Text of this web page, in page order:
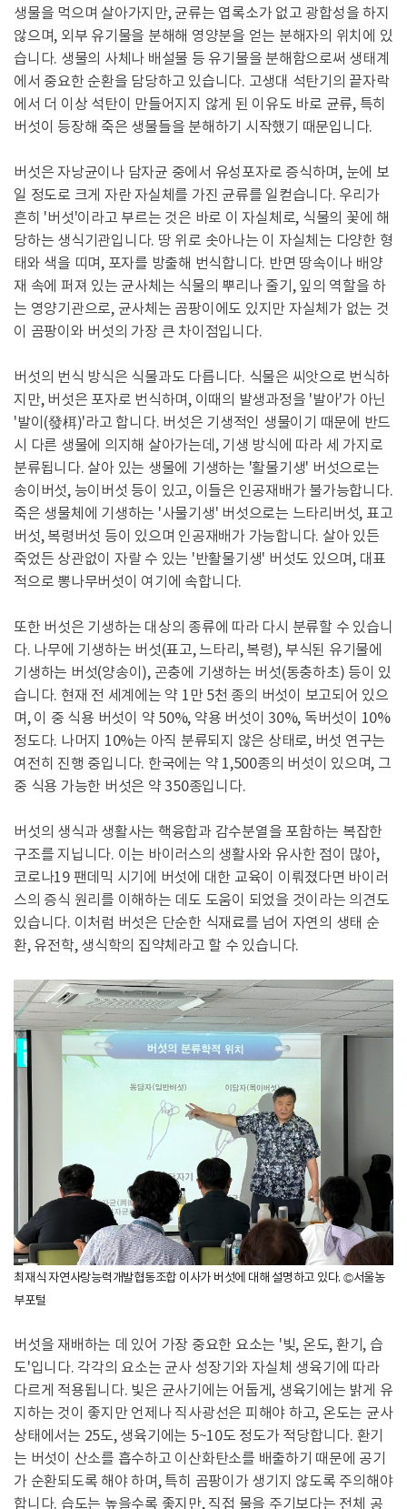
생물을 먹으며 살아가지만, 균류는 엽록소가 없고 광합성을 하지
않으며, 외부 유기물을 분해해 영양분을 얻는 분해자의 위치에 있
습니다. 생물의 사체나 배설물 등 유기물을 분해함으로써 생태계
에서 중요한 순환을 담당하고 있습니다. 고생대 석탄기의 끝자락
에서 더 이상 석탄이 만들어지지 않게 된 이유도 바로 균류, 특히
버섯이 등장해 죽은 생물들을 분해하기 시작했기 때문입니다.
버섯은 자낭균이나 담자균 중에서 유성포자로 증식하며, 눈에 보
일 정도로 크게 자란 자실체를 가진 균류를 일컫습니다. 우리가
흔히 '버섯'이라고 부르는 것은 바로 이 자실체로, 식물의 꽃에 해
당하는 생식기관입니다. 땅 위로 솟아나는 이 자실체는 다양한 형
태와 색을 띠며, 포자를 방출해 번식합니다. 반면 땅속이나 배양
재 속에 퍼져 있는 균사체는 식물의 뿌리나 줄기, 잎의 역할을 하
는 영양기관으로, 균사체는 곰팡이에도 있지만 자실체가 없는 것
이 곰팡이와 버섯의 가장 큰 차이점입니다.
버섯의 번식 방식은 식물과도 다릅니다. 식물은 씨앗으로 번식하
지만, 버섯은 포자로 번식하며, 이때의 발생과정을 '발아'가 아닌
'발이(發栮)'라고 합니다. 버섯은 기생적인 생물이기 때문에 반드
시 다른 생물에 의지해 살아가는데, 기생 방식에 따라 세 가지로
분류됩니다. 살아 있는 생물에 기생하는 '활물기생' 버섯으로는
송이버섯, 능이버섯 등이 있고, 이들은 인공재배가 불가능합니다.
죽은 생물체에 기생하는 '사물기생' 버섯으로는 느타리버섯, 표고
버섯, 복령버섯 등이 있으며 인공재배가 가능합니다. 살아 있든
죽었든 상관없이 자랄 수 있는 '반활물기생' 버섯도 있으며, 대표
적으로 뽕나무버섯이 여기에 속합니다.
또한 버섯은 기생하는 대상의 종류에 따라 다시 분류할 수 있습니
다. 나무에 기생하는 버섯(표고, 느타리, 복령), 부식된 유기물에
기생하는 버섯(양송이), 곤충에 기생하는 버섯(동충하초) 등이 있
습니다. 현재 전 세계에는 약 1만 5천 종의 버섯이 보고되어 있으
며, 이 중 식용 버섯이 약 50%, 약용 버섯이 30%, 독버섯이 10%
정도다. 나머지 10%는 아직 분류되지 않은 상태로, 버섯 연구는
여전히 진행 중입니다. 한국에는 약 1,500종의 버섯이 있으며, 그
중 식용 가능한 버섯은 약 350종입니다.
버섯의 생식과 생활사는 핵융합과 감수분열을 포함하는 복잡한
구조를 지닙니다. 이는 바이러스의 생활사와 유사한 점이 많아,
코로나19 팬데믹 시기에 버섯에 대한 교육이 이뤄졌다면 바이러
스의 증식 원리를 이해하는 데도 도움이 되었을 것이라는 의견도
있습니다. 이처럼 버섯은 단순한 식재료를 넘어 자연의 생태 순
환, 유전학, 생식학의 집약체라고 할 수 있습니다.
최재식 자연사랑능력개발협동조합 이사가 버섯에 대해 설명하고 있다. ©서울농
부포털
버섯을 재배하는 데 있어 가장 중요한 요소는 '빛, 온도, 환기, 습
도'입니다. 각각의 요소는 균사 성장기와 자실체 생육기에 따라
다르게 적용됩니다. 빛은 균사기에는 어둡게, 생육기에는 밝게 유
지하는 것이 좋지만 언제나 직사광선은 피해야 하고, 온도는 균사
상태에서는 25도, 생육기에는 5~10도 정도가 적당합니다. 환기
는 버섯이 산소를 흡수하고 이산화탄소를 배출하기 때문에 공기
가 순환되도록 해야 하며, 특히 곰팡이가 생기지 않도록 주의해야
합니다. 습도는 높을수록 좋지만, 직접 물을 주기보다는 전체 공